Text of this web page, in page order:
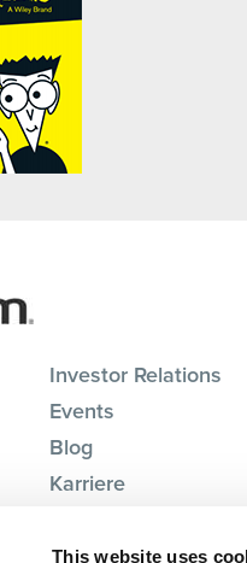
This website uses
Investor Relations
Events
Blog
Karriere